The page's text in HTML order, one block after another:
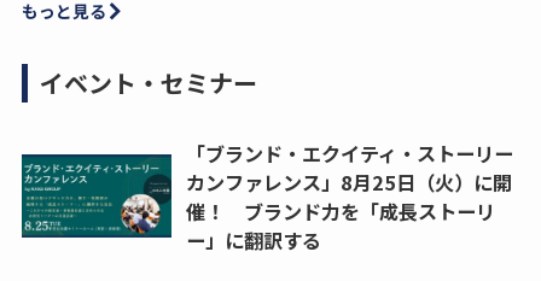
もっと見る
イベント・セミナー
「ブランド・エクイティ・ストーリー
カンファレンス」8月25日（火）に開
催！ ブランド力を「成長ストーリ
ー」に翻訳する